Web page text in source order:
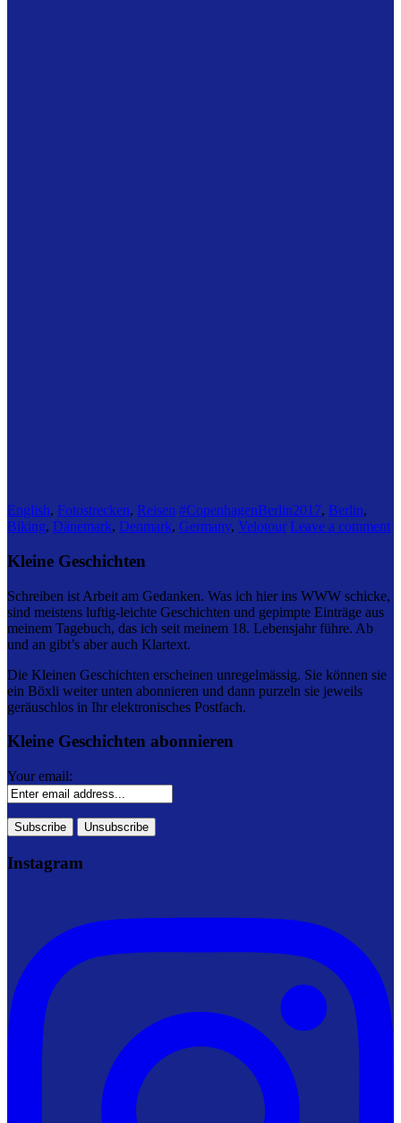
English, Fotostrecken, Reisen #CopenhagenBerlin2017, Berlin,
Biking, Dänemark, Denmark, Germany, Velotour Leave a comment
Kleine Geschichten
Schreiben ist Arbeit am Gedanken. Was ich hier ins WWW schicke,
sind meistens luftig-leichte Geschichten und gepimpte Einträge aus
meinem Tagebuch, das ich seit meinem 18. Lebensjahr führe. Ab
und an gibt’s aber auch Klartext.
Die Kleinen Geschichten erscheinen unregelmässig. Sie können sie
ein Böxli weiter unten abonnieren und dann purzeln sie jeweils
geräuschlos in Ihr elektronisches Postfach.
Kleine Geschichten abonnieren
Your email:
Instagram